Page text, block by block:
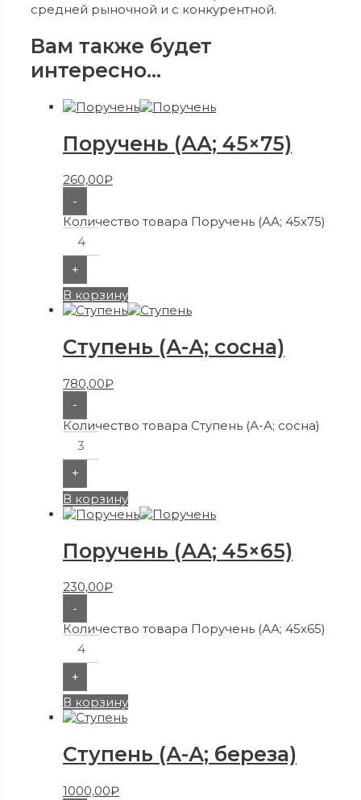
средней рыночной и с конкурентной.
Вам также будет
интересно…
Поручень (АА; 45×75)
260,00₽
-
Количество товара Поручень (АА; 45x75)
+
В корзину
Ступень (А-А; сосна)
780,00₽
-
Количество товара Ступень (А-А; сосна)
+
В корзину
Поручень (АА; 45×65)
230,00₽
-
Количество товара Поручень (АА; 45x65)
+
В корзину
Ступень (А-А; береза)
1000,00₽